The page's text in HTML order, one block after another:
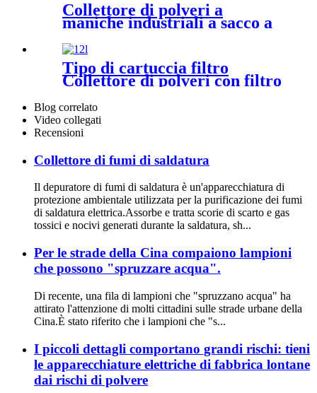
Collettore di polveri a
maniche industriali a sacco a
Tipo di cartuccia filtro
Collettore di polveri con filtro
antipolvere industriale
Blog correlato
Video collegati
Recensioni
Collettore di fumi di saldatura
Il depuratore di fumi di saldatura è un'apparecchiatura di
protezione ambientale utilizzata per la purificazione dei fumi
di saldatura elettrica.Assorbe e tratta scorie di scarto e gas
tossici e nocivi generati durante la saldatura, sh...
Per le strade della Cina compaiono lampioni
che possono "spruzzare acqua".
Di recente, una fila di lampioni che "spruzzano acqua" ha
attirato l'attenzione di molti cittadini sulle strade urbane della
Cina.È stato riferito che i lampioni che "s...
I piccoli dettagli comportano grandi rischi: tieni
le apparecchiature elettriche di fabbrica lontane
dai rischi di polvere